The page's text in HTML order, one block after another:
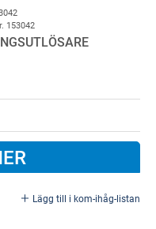
153042
Lägg till i kom-ihåg-listan